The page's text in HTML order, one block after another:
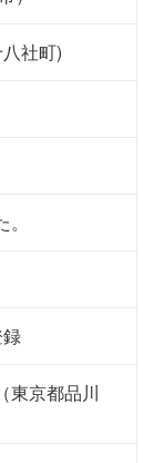
社町)
東京都品川